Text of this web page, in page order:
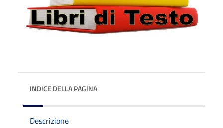
INDICE DELLA PAGINA
Descrizione